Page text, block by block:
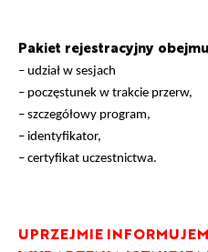
Pakiet rejestracyjny
– udział w sesjach
– poczęstunek w trakcie przerw,
– szczegółowy program,
– identyfikator,
– certyfikat uczestnictwa.
UPRZEJMIE